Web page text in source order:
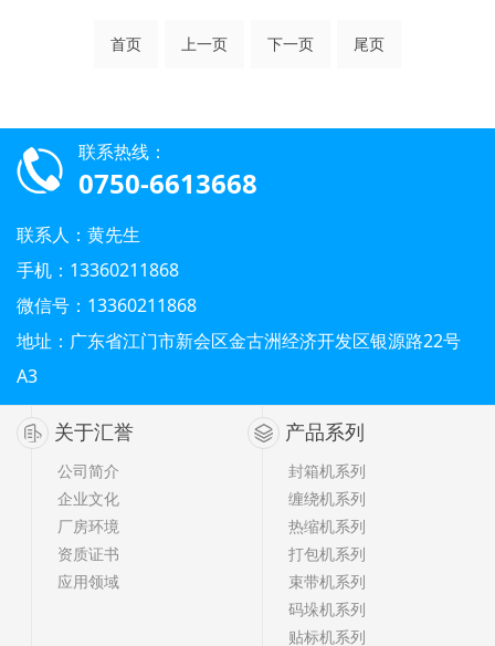
首页 上一页 下一页 尾页
关于汇誉
公司简介
企业文化
厂房环境
资质证书
应用领域
产品系列
封箱机系列
缠绕机系列
热缩机系列
打包机系列
束带机系列
码垛机系列
贴标机系列
联系热线：
0750-6613668
联系人：黄先生
手机：13360211868
微信号：13360211868
地址：广东省江门市新会区金古洲经济开发区银源路22号
A3